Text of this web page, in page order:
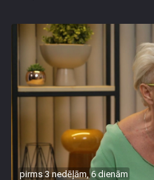
pirms 3 nedēļām, 6 dienām